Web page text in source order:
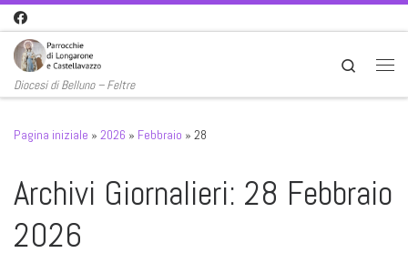
Passa al contenuto
Diocesi di Belluno – Feltre
Search
Pagina iniziale » 2026 » Febbraio » 28
Archivi Giornalieri: 28 Febbraio
2026